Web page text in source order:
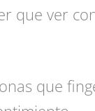
que ver
que